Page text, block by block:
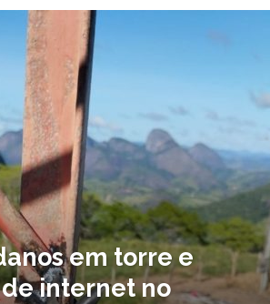
em torre e
internet no